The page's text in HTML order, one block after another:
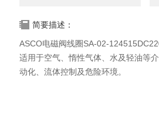
简要描述：
ASCO电磁阀线圈SA-02-
适用于空气、惰性气体、水及轻油等
动化、流体控制及危险环境。